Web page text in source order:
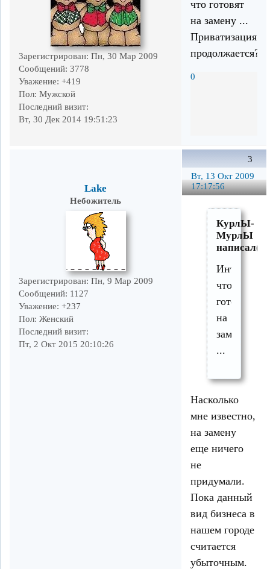
Зарегистрирован: Пн, 30 Мар 2009
Сообщений: 3778
Уважение: +419
Пол: Мужской
Последний визит:
Вт, 30 Дек 2014 19:51:23
что готовят
на замену ...
Приватизация
продолжается?
0
3
Вт, 13 Окт 2009
17:17:56
Lake
Небожитель
Зарегистрирован: Пн, 9 Мар 2009
Сообщений: 1127
Уважение: +237
Пол: Женский
Последний визит:
Пт, 2 Окт 2015 20:10:26
КурлЫ-
МурлЫ
Интересно
что
готовят
на
замену
...
Насколько
мне известно,
на замену
еще ничего
не
придумали.
Пока данный
вид бизнеса в
нашем городе
считается
убыточным.